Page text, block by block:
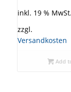
inkl. 19 % MwSt.
zzgl.
Versandkosten
Add